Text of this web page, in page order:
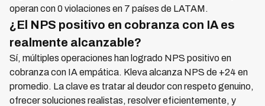
operan con 0 violaciones en 7 países de LATAM.
¿El NPS positivo en cobranza con IA es
realmente alcanzable?
Sí, múltiples operaciones han logrado NPS positivo en
cobranza con IA empática. Kleva alcanza NPS de +24 en
promedio. La clave es tratar al deudor con respeto genuino,
ofrecer soluciones realistas, resolver eficientemente, y